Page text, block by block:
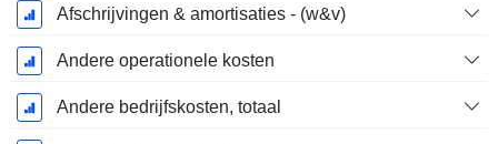
Afschrijvingen & amortisaties - (w&v)
Andere operationele kosten
Andere bedrijfskosten, totaal